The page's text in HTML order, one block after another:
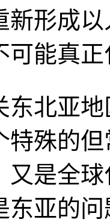
新形成
可能真
东北亚
特殊的
又是全
东亚的